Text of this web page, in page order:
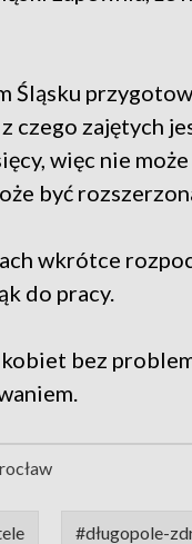
Śląsku
czego zajętych
więc nie
być
wkrótce
do pracy.
bez
#długopole-